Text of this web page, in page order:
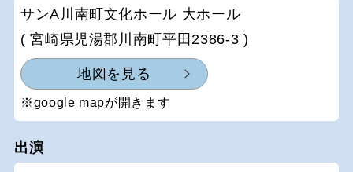
サンA川南町文化ホール 大ホール
( 宮崎県児湯郡川南町平田2386-3 )
地図を見る
※google mapが開きます
出演